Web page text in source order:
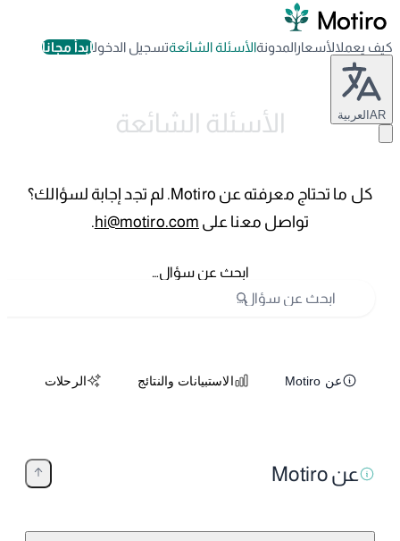
كيف يعملالأسعارالمدونةالأسئلة الشائعةتسجيل الدخولابدأ مجاناً
AR العربية الأسئلة الشائعة
كل ما تحتاج معرفته عن Motiro. لم تجد إجابة لسؤالك؟
تواصل معنا على hi@motiro.com
.
ابحث عن سؤال…
عن Motiro الاستبيانات والنتائج الرحلات
عن Motiro